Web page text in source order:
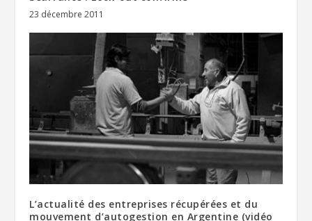
23 décembre 2011
L’actualité des entreprises récupérées et du
mouvement d’autogestion en Argentine (vidéo